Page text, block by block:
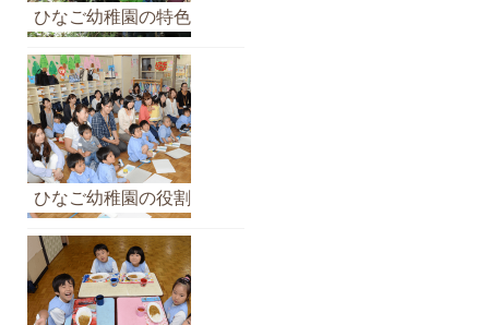
ひなご幼稚園の特色
ひなご幼稚園の役割